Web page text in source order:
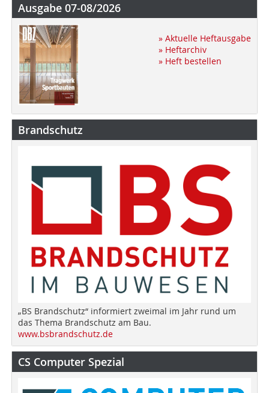
Ausgabe 07-08/2026
» Aktuelle Heftausgabe
» Heftarchiv
» Heft bestellen
Brandschutz
„BS Brandschutz“ informiert zweimal im Jahr rund um
das Thema Brandschutz am Bau.
www.bsbrandschutz.de
CS Computer Spezial